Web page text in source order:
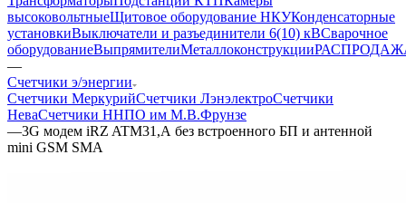
высоковольтныеЩитовое оборудование НКУКонденсаторные
установкиВыключатели и разъединители 6(10) кВСварочное
оборудованиеВыпрямителиМеталлоконструкции
—
Счетчики э/энергии
Счетчики МеркурийСчетчики ЛэнэлектроСчетчики
НеваСчетчики ННПО им М.В.Фрунзе
—3G модем iRZ ATM31,А без встроенного БП и антенной
mini GSM SMA